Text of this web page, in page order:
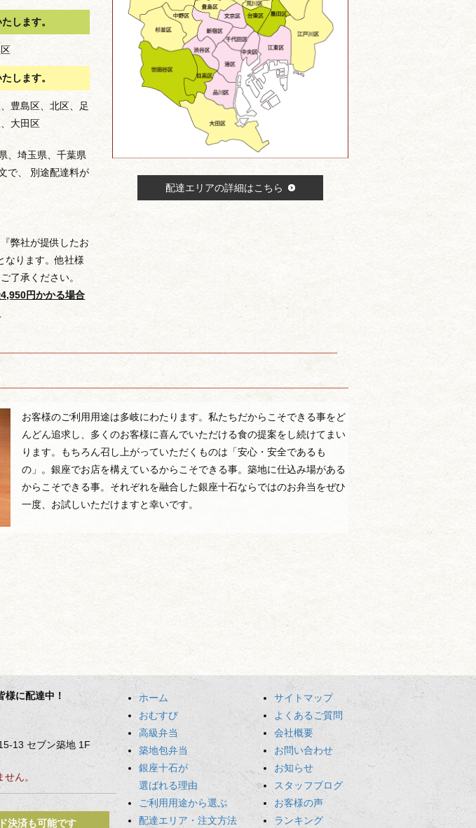
します。
します。
豊島区、北区、足
大田区
、埼玉県、千葉県
で、 別途配達料が
弊社が提供したお
なります。他社様
了承ください。
円かかる場合
配達エリアの詳細はこちら
お客様のご利用用途は多岐にわたります。私たちだからこそできる事をど
んどん追求し、多くのお客様に喜んでいただける食の提案をし続けてまい
ります。もちろん召し上がっていただくものは「安心・安全であるも
の」。銀座でお店を構えているからこそできる事。築地に仕込み場がある
からこそできる事。それぞれを融合した銀座十石ならではのお弁当をぜひ
一度、お試しいただけますと幸いです。
途から選ぶ
知らせ
料理長挨拶
様に配達中！
13 セブン築地 1F
ん。
決済も可能です
ホーム
おむすび
高級弁当
築地包弁当
銀座十石が
選ばれる理由
ご利用用途から選ぶ
配達エリア・注文方法
サイトマップ
よくあるご質問
会社概要
お問い合わせ
お知らせ
スタッフブログ
お客様の声
ランキング